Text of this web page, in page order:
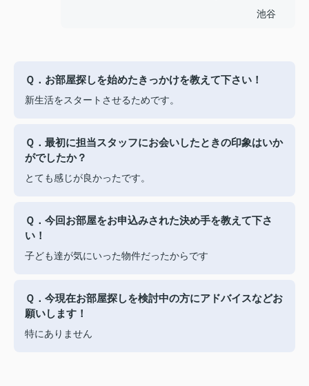
池谷
Ｑ．お部屋探しを始めたきっかけを教えて下さい！
新生活をスタートさせるためです。
Ｑ．最初に担当スタッフにお会いしたときの印象はいか
がでしたか？
とても感じが良かったです。
Ｑ．今回お部屋をお申込みされた決め手を教えて下さ
い！
子ども達が気にいった物件だったからです
Ｑ．今現在お部屋探しを検討中の方にアドバイスなどお
願いします！
特にありません